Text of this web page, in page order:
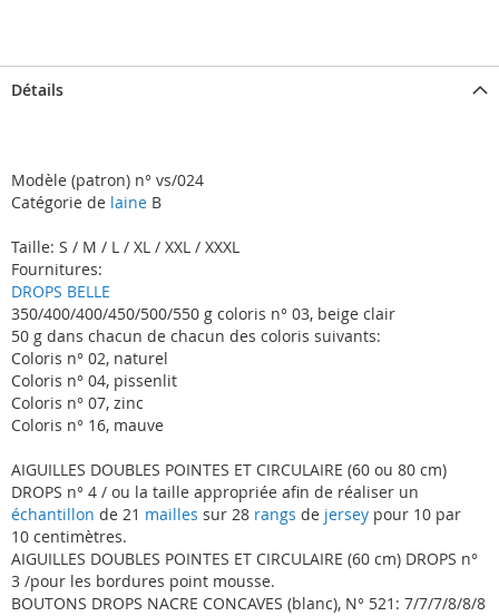
Détails
Modèle (patron) n° vs/024
Catégorie de laine B
Taille: S / M / L / XL / XXL / XXXL
Fournitures:
DROPS BELLE
350/400/400/450/500/550 g coloris n° 03, beige clair
50 g dans chacun de chacun des coloris suivants:
Coloris n° 02, naturel
Coloris n° 04, pissenlit
Coloris n° 07, zinc
Coloris n° 16, mauve
AIGUILLES DOUBLES POINTES ET CIRCULAIRE (60 ou 80 cm)
DROPS n° 4 / ou la taille appropriée afin de réaliser un
échantillon de 21 mailles sur 28 rangs de jersey pour 10 par
10 centimètres.
AIGUILLES DOUBLES POINTES ET CIRCULAIRE (60 cm) DROPS n°
3 /pour les bordures point mousse.
BOUTONS DROPS NACRE CONCAVES (blanc), N° 521: 7/7/7/8/8/8